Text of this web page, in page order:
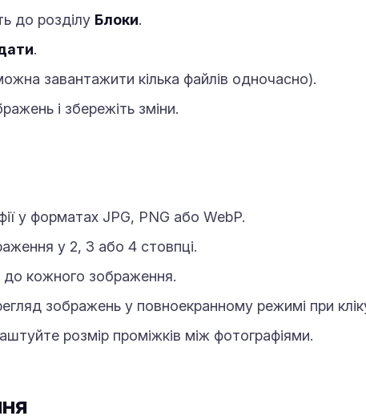
до розділу Блоки.
.
завантажити кілька файлів одночасно).
і збережіть зміни.
у форматах JPG, PNG або WebP.
у 2, 3 або 4 стовпці.
кожного зображення.
зображень у повноекранному режимі при
розмір проміжків між фотографіями.